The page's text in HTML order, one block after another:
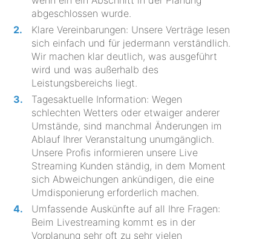
abgeschlossen wurde.
Klare Vereinbarungen: Unsere Verträge lesen
sich einfach und für jedermann verständlich.
Wir machen klar deutlich, was ausgeführt
wird und was außerhalb des
Leistungsbereichs liegt.
Tagesaktuelle Information: Wegen
schlechten Wetters oder etwaiger anderer
Umstände, sind manchmal Änderungen im
Ablauf Ihrer Veranstaltung unumgänglich.
Unsere Profis informieren unsere Live
Streaming Kunden ständig, in dem Moment
sich Abweichungen ankündigen, die eine
Umdisponierung erforderlich machen.
Umfassende Auskünfte auf all Ihre Fragen:
Beim Livestreaming kommt es in der
Vorplanung sehr oft zu sehr vielen